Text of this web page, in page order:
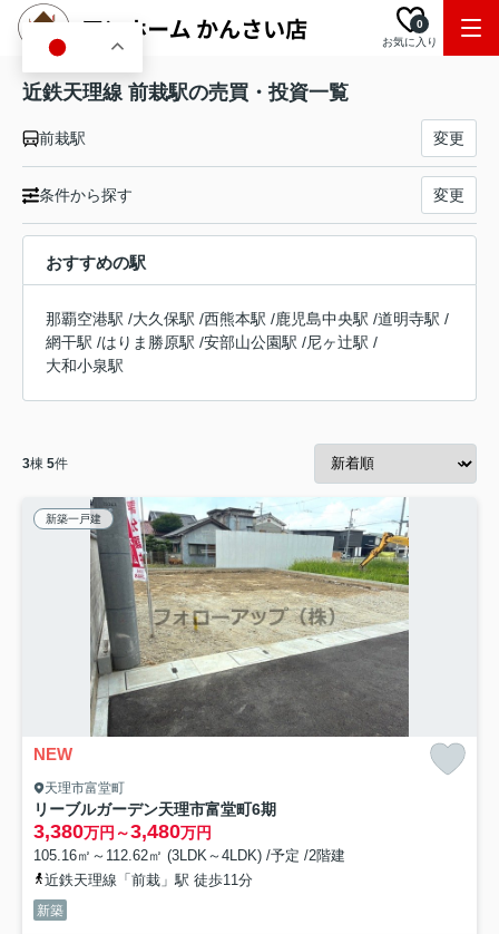
お気に入り
0
近鉄天理線 前栽駅の売買・投資一覧
前栽駅 変更
条件から探す 変更
おすすめの駅
那覇空港駅 /大久保駅 /西熊本駅 /鹿児島中央駅 /道明寺駅 /
網干駅 /はりま勝原駅 /安部山公園駅 /尼ヶ辻駅 /
大和小泉駅
3棟 5件
新築一戸建
NEW
天理市富堂町
リーブルガーデン天理市富堂町6期
3,380万円～3,480万円
105.16㎡～112.62㎡ (3LDK～4LDK) /予定 /2階建
近鉄天理線「前栽」駅 徒歩11分
新築